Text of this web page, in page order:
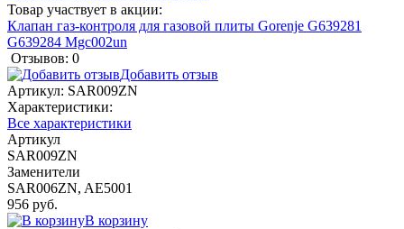
Товар участвует в акции:
Клапан газ-контроля для газовой плиты Gorenje G639281
G639284 Mgc002un
Отзывов: 0
Добавить отзыв
Артикул: SAR009ZN
Характеристики:
Все характеристики
Артикул
SAR009ZN
Заменители
SAR006ZN, AE5001
956 руб.
В корзину